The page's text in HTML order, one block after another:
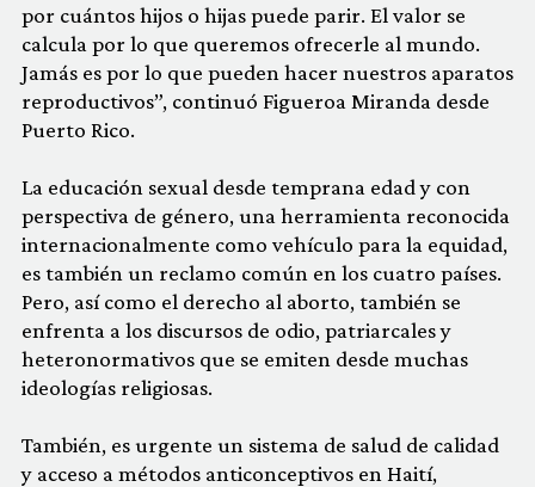
por cuántos hijos o hijas puede parir. El valor se
calcula por lo que queremos ofrecerle al mundo.
Jamás es por lo que pueden hacer nuestros aparatos
reproductivos”, continuó Figueroa Miranda desde
Puerto Rico.
La educación sexual desde temprana edad y con
perspectiva de género, una herramienta reconocida
internacionalmente como vehículo para la equidad,
es también un reclamo común en los cuatro países.
Pero, así como el derecho al aborto, también se
enfrenta a los discursos de odio, patriarcales y
heteronormativos que se emiten desde muchas
ideologías religiosas.
También, es urgente un sistema de salud de calidad
y acceso a métodos anticonceptivos en Haití,